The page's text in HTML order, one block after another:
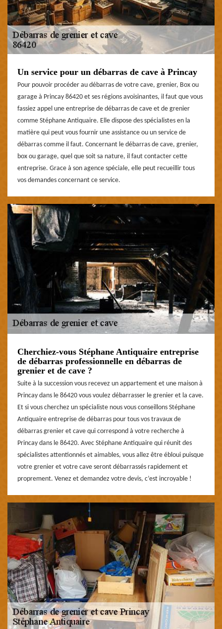
Un service pour un débarras de cave à Princay
Pour pouvoir procéder au débarras de votre cave, grenier, Box ou
garage à Princay 86420 et ses régions avoisinantes, il faut que vous
fassiez appel une entreprise de débarras de cave et de grenier
comme Stéphane Antiquaire. Elle dispose des spécialistes en la
matière qui peut vous fournir une assistance ou un service de
débarras comme il faut. Concernant le débarras de cave, grenier,
box ou garage, quel que soit sa nature, il faut contacter cette
entreprise. Grace à son agence spéciale, elle peut recueillir tous
vos demandes concernant ce service.
Cherchiez-vous Stéphane Antiquaire entreprise
de débarras professionnelle en débarras de
grenier et de cave ?
Suite à la succession vous recevez un appartement et une maison à
Princay dans le 86420 vous voulez débarrasser le grenier et la cave.
Et si vous cherchez un spécialiste nous vous conseillons Stéphane
Antiquaire entreprise de débarras pour tous vos travaux de
débarras grenier et cave qui correspond à votre recherche à
Princay dans le 86420. Avec Stéphane Antiquaire qui réunit des
spécialistes attentionnés et aimables, vous allez être ébloui puisque
votre grenier et votre cave seront débarrassés rapidement et
proprement. Venez et demandez votre devis, c’est incroyable !